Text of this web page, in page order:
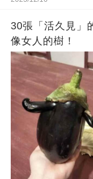
30張「活久見」
像女人的樹！